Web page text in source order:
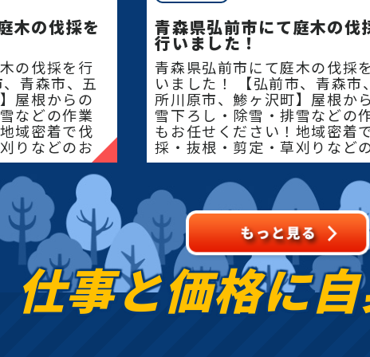
木の伐採を
の伐採を行
青森市、五
屋根からの
などの作業
域密着で伐
りなどのお
青森県弘前市にて庭木の伐
行いました！
青森県弘前市にて庭木の伐採
いました！ 【弘前市、青森市
所川原市、鯵ヶ沢町】屋根か
雪下ろし・除雪・排雪などの
もお任せください！地域密着
採・抜根・剪定・草刈りなど
庭のこと、造園・
仕事と価格に